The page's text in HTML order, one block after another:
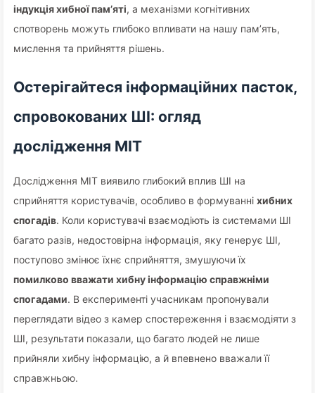
індукція хибної пам’яті, а механізми когнітивних
спотворень можуть глибоко впливати на нашу пам’ять,
мислення та прийняття рішень.
Остерігайтеся інформаційних пасток,
спровокованих ШІ: огляд
дослідження MIT
Дослідження MIT виявило глибокий вплив ШІ на
сприйняття користувачів, особливо в формуванні хибних
спогадів. Коли користувачі взаємодіють із системами ШІ
багато разів, недостовірна інформація, яку генерує ШІ,
поступово змінює їхнє сприйняття, змушуючи їх
помилково вважати хибну інформацію справжніми
спогадами. В експерименті учасникам пропонували
переглядати відео з камер спостереження і взаємодіяти з
ШІ, результати показали, що багато людей не лише
прийняли хибну інформацію, а й впевнено вважали її
справжньою.